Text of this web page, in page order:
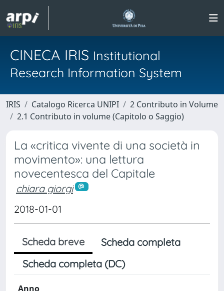
CINECA IRIS Institutional
Research Information System
IRIS Catalogo Ricerca UNIPI
2 Contributo in Volume
2.1 Contributo in volume (Capitolo o Saggio)
La «critica vivente di una società in
movimento»: una lettura
novecentesca del Capitale
chiara giorgi
2018-01-01
Scheda breve
Scheda completa
Scheda completa (DC)
Anno